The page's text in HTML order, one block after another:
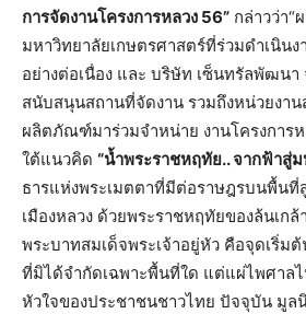
การจัดงานโครงการหลวง 56” กล่าวว่า
มหาวิทยาลัยเกษตรศาสตร์ที่ร่วมดำเนินง
อย่างต่อเนื่อง และ บริษัท เซ็นทรัลพัฒน
สนับสนุนสถานที่จัดงาน รวมถึงหน่วยงา
ผลิตภัณฑ์มาร่วมจำหน่าย งานโครงการ
ใต้แนวคิด “น้ำพระราชหฤทัย.. จากฟ้าสู่
ธารแห่งพระเมตตาที่มีต่อราษฎรบนพื้นที่
เมืองหลวง ด้วยพระราชหฤทัยของล้นเก
พระบาทสมเด็จพระเจ้าอยู่หัว คือจุดเริ่ม
ที่มิได้จำกัดเฉพาะพื้นที่ใด แต่แผ่ไพศาล
หัวใจของประชาชนชาวไทย ปัจจุบัน มูล